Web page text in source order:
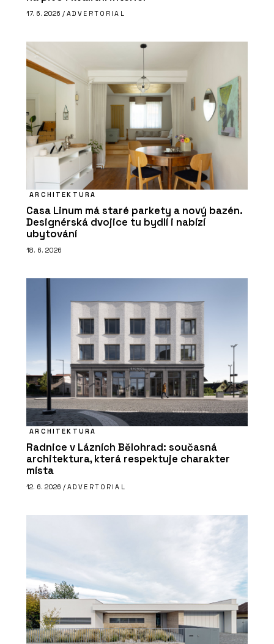
17. 6. 2026 / ADVERTORIAL
ARCHITEKTURA
Casa Linum má staré parkety a nový bazén.
Designérská dvojice tu bydlí i nabízí
ubytování
18. 6. 2026
ARCHITEKTURA
Radnice v Lázních Bělohrad: současná
architektura, která respektuje charakter
místa
12. 6. 2026 / ADVERTORIAL